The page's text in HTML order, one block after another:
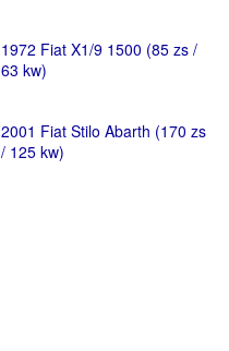
1972 Fiat X1/9 1500 (85 zs /
63 kw)
2001 Fiat Stilo Abarth (170 zs
/ 125 kw)